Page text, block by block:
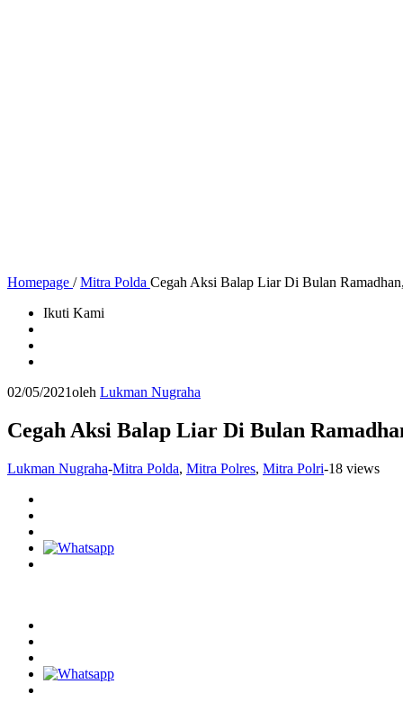
Homepage / Mitra Polda Cegah Aksi Balap Liar Di Bulan
Ikuti Kami
02/05/2021oleh Lukman Nugraha
Cegah Aksi Balap Liar Di Bulan
Lukman Nugraha-Mitra Polda, Mitra Polres, Mitra Polri-18 views